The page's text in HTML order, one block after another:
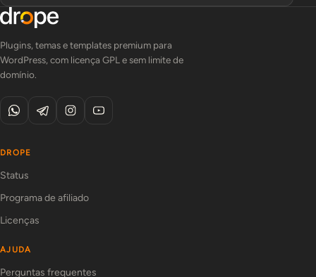
Plugins, temas e templates premium para
WordPress, com licença GPL e sem limite de
domínio.
DROPE
Status
Programa de afiliado
Licenças
AJUDA
Perguntas frequentes